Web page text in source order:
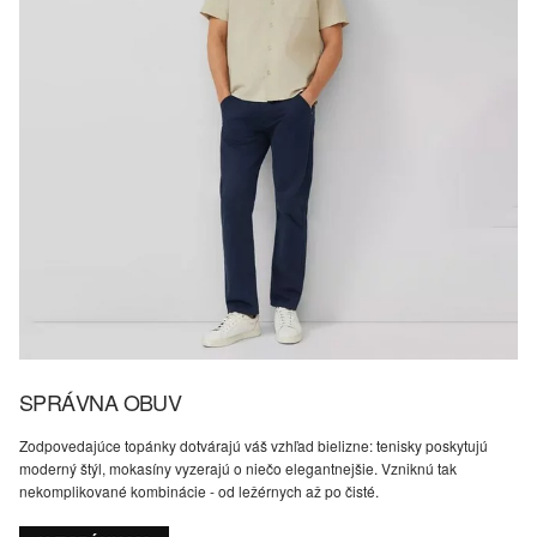
SPRÁVNA OBUV
Zodpovedajúce topánky dotvárajú váš vzhľad bielizne: tenisky poskytujú
moderný štýl, mokasíny vyzerajú o niečo elegantnejšie. Vzniknú tak
nekomplikované kombinácie - od ležérnych až po čisté.